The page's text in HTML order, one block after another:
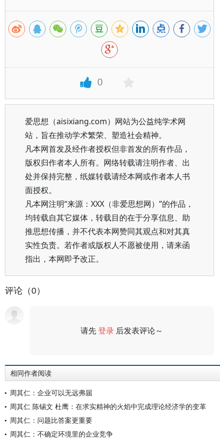
0
爱思想（aisixiang.com）网站为公益纯学术网
站，旨在推动学术繁荣、塑造社会精神。
凡本网首发及经作者授权但非首发的所有作品，
版权归作者本人所有。网络转载请注明作者、出
处并保持完整，纸媒转载请经本网或作者本人书
面授权。
凡本网注明“来源：XXX（非爱思想网）”的作品，
均转载自其它媒体，转载目的在于分享信息、助
推思想传播，并不代表本网赞同其观点和对其真
实性负责。若作者或版权人不愿被使用，请来函
指出，本网即予改正。
评论（0）
请先登录 后发表评论～
相同作者阅读
周其仁：企业可以无远弗届
周其仁 陈锡文 杜鹰：在求实精神的火焰中完成理论经济学的变革
周其仁：问题比答案更重要
周其仁：不确定环境里的企业竞争